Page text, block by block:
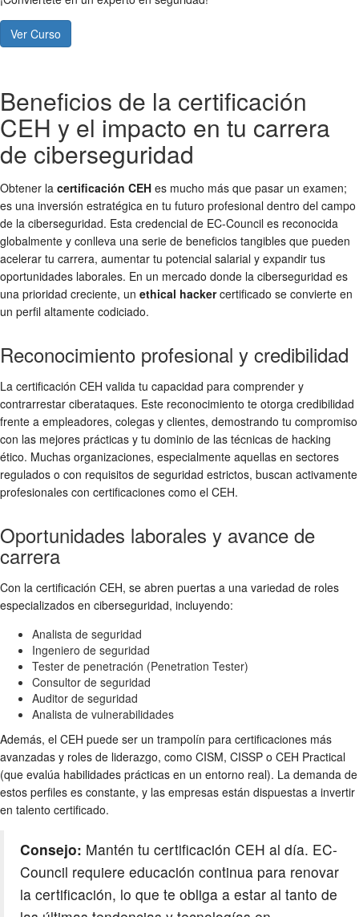
Ver Curso
Beneficios de la certificación
CEH y el impacto en tu carrera
de ciberseguridad
Obtener la certificación CEH es mucho más que pasar un examen;
es una inversión estratégica en tu futuro profesional dentro del campo
de la ciberseguridad. Esta credencial de EC-Council es reconocida
globalmente y conlleva una serie de beneficios tangibles que pueden
acelerar tu carrera, aumentar tu potencial salarial y expandir tus
oportunidades laborales. En un mercado donde la ciberseguridad es
una prioridad creciente, un ethical hackercertificado se convierte en
un perfil altamente codiciado.
Reconocimiento profesional y credibilidad
La certificación CEH valida tu capacidad para comprender y
contrarrestar ciberataques. Este reconocimiento te otorga credibilidad
frente a empleadores, colegas y clientes, demostrando tu compromiso
con las mejores prácticas y tu dominio de las técnicas de hacking
ético. Muchas organizaciones, especialmente aquellas en sectores
regulados o con requisitos de seguridad estrictos, buscan activamente
profesionales con certificaciones como el CEH.
Oportunidades laborales y avance de
carrera
Con la certificación CEH, se abren puertas a una variedad de roles
especializados en ciberseguridad, incluyendo:
Analista de seguridad
Ingeniero de seguridad
Tester de penetración (Penetration Tester)
Consultor de seguridad
Auditor de seguridad
Analista de vulnerabilidades
Además, el CEH puede ser un trampolín para certificaciones más
avanzadas y roles de liderazgo, como CISM, CISSP o CEH Practical
(que evalúa habilidades prácticas en un entorno real). La demanda de
estos perfiles es constante, y las empresas están dispuestas a invertir
en talento certificado.
Consejo: Mantén tu certificación CEH al día. EC-
Council requiere educación continua para renovar
la certificación, lo que te obliga a estar al tanto de